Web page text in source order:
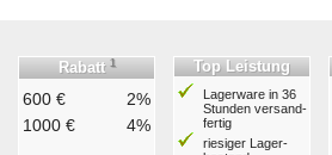
Rabatt 1
600 €
2%
1000 €
4%
Top Leistung
Lagerware in 36
Stunden ver­sand­
fertig
riesiger Lager­